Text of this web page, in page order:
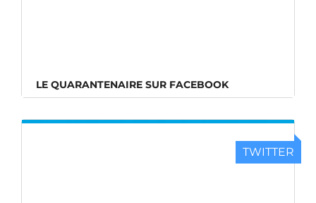
LE QUARANTENAIRE SUR FACEBOOK
TWITTER